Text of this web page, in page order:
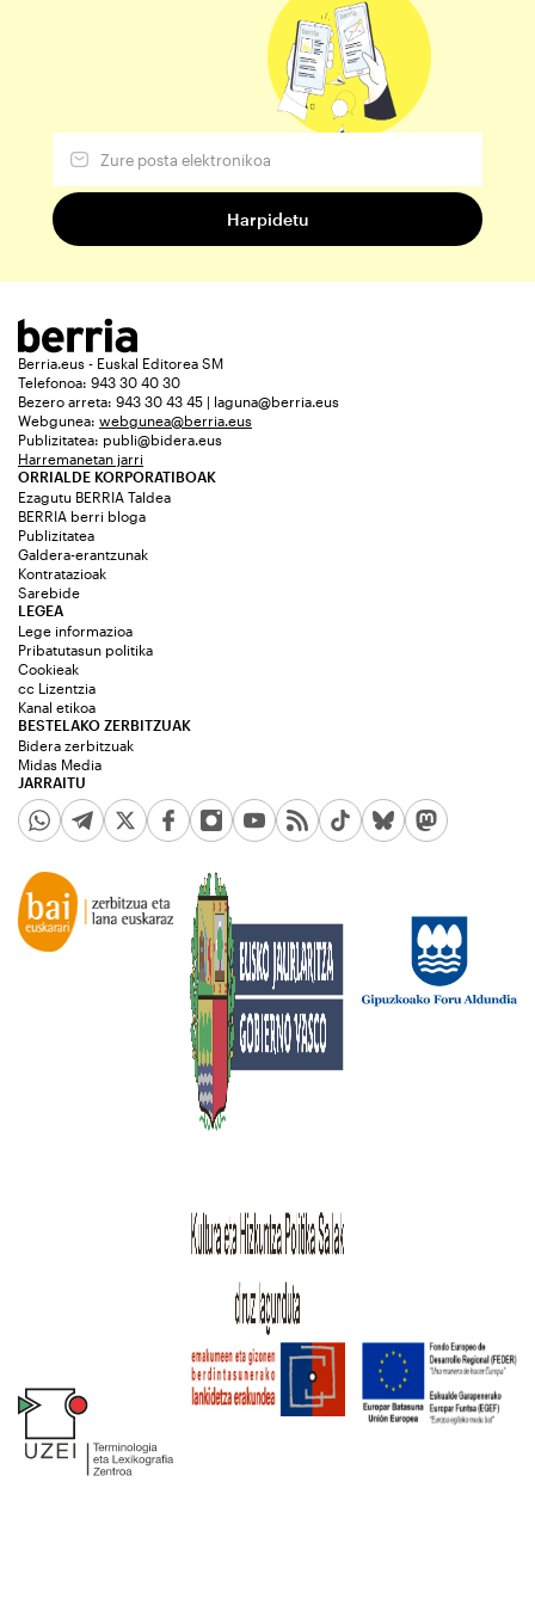
Berria.eus - Euskal Editorea SM
Telefonoa: 943 30 40 30
Bezero arreta: 943 30 43 45 | laguna@berria.eus
Webgunea: webgunea@berria.eus
Publizitatea: publi@bidera.eus
Harremanetan jarri
ORRIALDE KORPORATIBOAK
Ezagutu BERRIA Taldea
BERRIA berri bloga
Publizitatea
Galdera-erantzunak
Kontratazioak
Sarebide
JARRAITU
LEGEA
Lege informazioa
Pribatutasun politika
Cookieak
cc Lizentzia
Kanal etikoa
BESTELAKO ZERBITZUAK
Bidera zerbitzuak
Midas Media